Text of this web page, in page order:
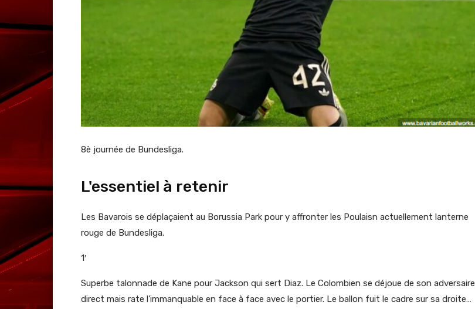
8è journée de Bundesliga.
L'essentiel à retenir
Les Bavarois se déplaçaient au Borussia Park pour y affronter les Poulaisn actuellement lanterne
rouge de Bundesliga.
1′
Superbe talonnade de Kane pour Jackson qui sert Diaz. Le Colombien se déjoue de son adversaire
direct mais rate l’immanquable en face à face avec le portier. Le ballon fuit le cadre sur sa droite…